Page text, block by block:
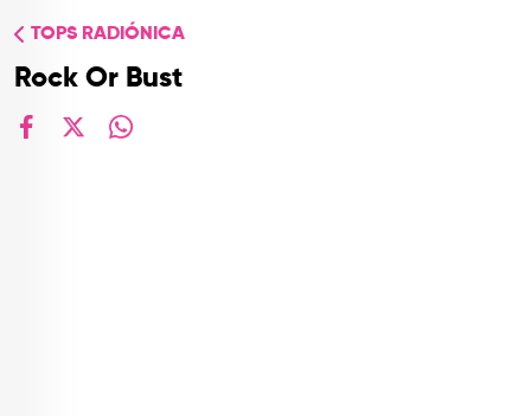
TOPS RADIÓNICA
Rock Or Bust